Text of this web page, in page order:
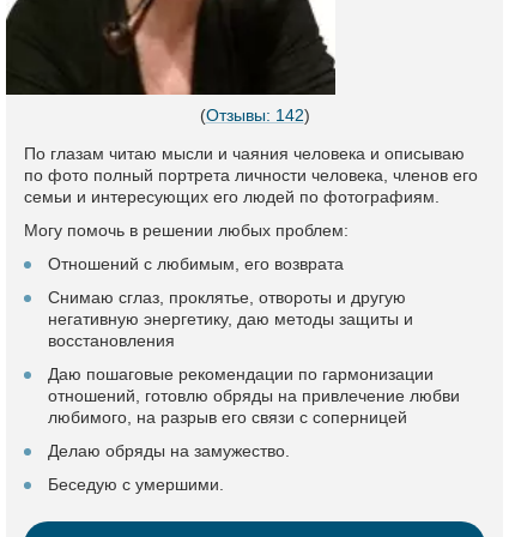
(Отзывы: 142)
По глазам читаю мысли и чаяния человека и описываю
по фото полный портрета личности человека, членов его
семьи и интересующих его людей по фотографиям.
Могу помочь в решении любых проблем:
Отношений с любимым, его возврата
Снимаю сглаз, проклятье, отвороты и другую
негативную энергетику, даю методы защиты и
восстановления
Даю пошаговые рекомендации по гармонизации
отношений, готовлю обряды на привлечение любви
любимого, на разрыв его связи с соперницей
Делаю обряды на замужество.
Беседую с умершими.